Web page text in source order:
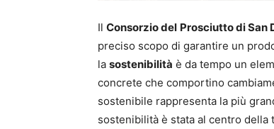
Il Consorzio del Prosciutto di San
preciso scopo di garantire un
la sostenibilità è da tempo un
concrete che comportino
sostenibile rappresenta la più
sostenibilità è stata al centro